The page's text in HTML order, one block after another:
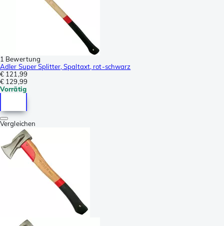
1 Bewertung
Adler Super Splitter, Spaltaxt, rot-schwarz
€ 121,99
€ 129,99
Vorrätig
Vergleichen